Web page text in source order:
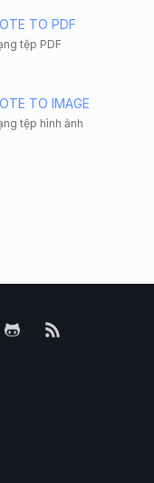
TO PDF
tệp PDF
TO IMAGE
tệp hình ảnh